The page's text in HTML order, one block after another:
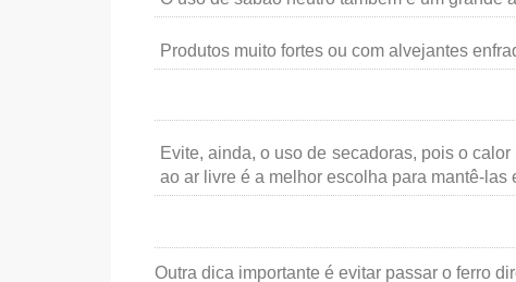
Produtos muito fortes ou com alvejantes
Evite, ainda, o uso de secadoras, pois o
ao ar livre é a melhor escolha para mantê-las
Outra dica importante é evitar passar o ferro